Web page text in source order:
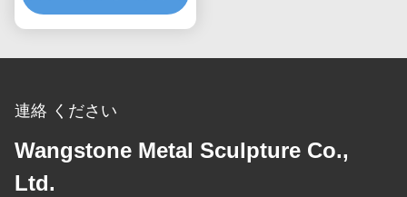
連絡 ください
Wangstone Metal Sculpture Co.,
Ltd.